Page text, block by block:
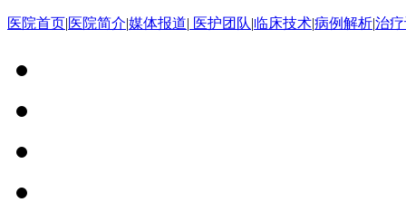
医院首页|医院简介|媒体报道| 医护团队|临床技术|病例解析|治